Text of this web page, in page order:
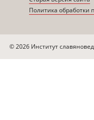
Политика обработки
© 2026 Институт